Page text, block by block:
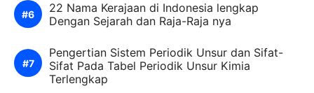
22 Nama Kerajaan di Indonesia lengkap
Dengan Sejarah dan Raja-Raja nya
Pengertian Sistem Periodik Unsur dan Sifat-
Sifat Pada Tabel Periodik Unsur Kimia
Terlengkap